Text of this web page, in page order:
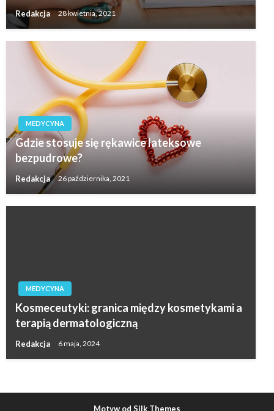
Redakcja 28 kwietnia, 2021
MEDYCYNA
Gdzie stosuje się rękawice lateksowe
bezpudrowe?
Redakcja 26 października, 2021
MEDYCYNA
Kosmeceutyki: granica między kosmetykami a
terapią dermatologiczną
Redakcja 6 maja, 2024
Motyw od Silk Themes